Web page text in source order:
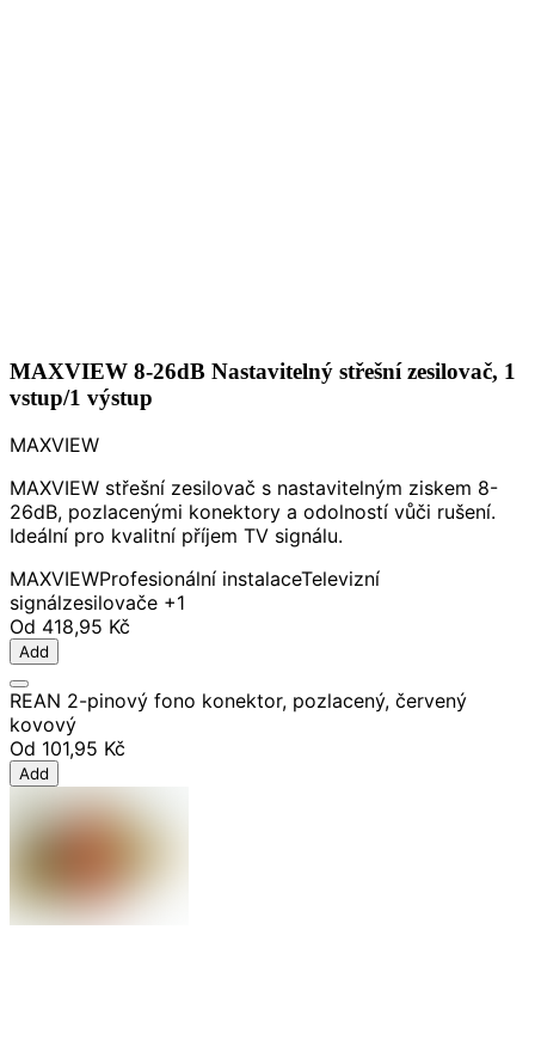
MAXVIEW 8-26dB Nastavitelný střešní zesilovač, 1
vstup/1 výstup
MAXVIEW
MAXVIEW střešní zesilovač s nastavitelným ziskem 8-
26dB, pozlacenými konektory a odolností vůči rušení.
Ideální pro kvalitní příjem TV signálu.
MAXVIEWProfesionální instalaceTelevizní
signálzesilovače +1
Od 418,95 Kč
Add
REAN 2-pinový fono konektor, pozlacený, červený
kovový
Od 101,95 Kč
Add